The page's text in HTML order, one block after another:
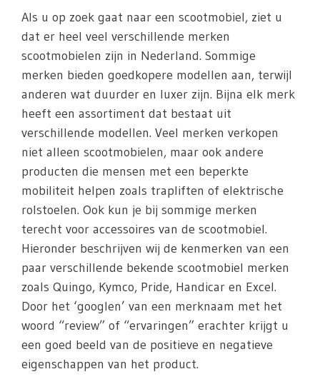
Als u op zoek gaat naar een scootmobiel, ziet u
dat er heel veel verschillende merken
scootmobielen zijn in Nederland. Sommige
merken bieden goedkopere modellen aan, terwijl
anderen wat duurder en luxer zijn. Bijna elk merk
heeft een assortiment dat bestaat uit
verschillende modellen. Veel merken verkopen
niet alleen scootmobielen, maar ook andere
producten die mensen met een beperkte
mobiliteit helpen zoals trapliften of elektrische
rolstoelen. Ook kun je bij sommige merken
terecht voor accessoires van de scootmobiel.
Hieronder beschrijven wij de kenmerken van een
paar verschillende bekende scootmobiel merken
zoals Quingo, Kymco, Pride, Handicar en Excel.
Door het ‘googlen’ van een merknaam met het
woord “review” of “ervaringen” erachter krijgt u
een goed beeld van de positieve en negatieve
eigenschappen van het product.